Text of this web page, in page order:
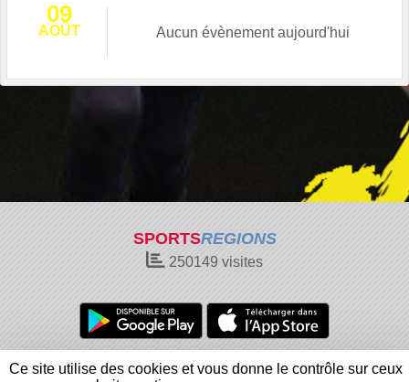
09
AOÛT Aucun évènement aujourd'hui
SPORTSREGIONS
250149 visites
Charte cookies
Gestion des cookies
Ce site utilise des cookies et vous donne le contrôle sur ceux